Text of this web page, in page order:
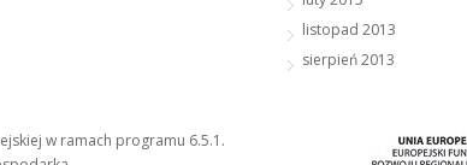
listopad 2013
sierpień 2013
w ramach programu 6.5.1.